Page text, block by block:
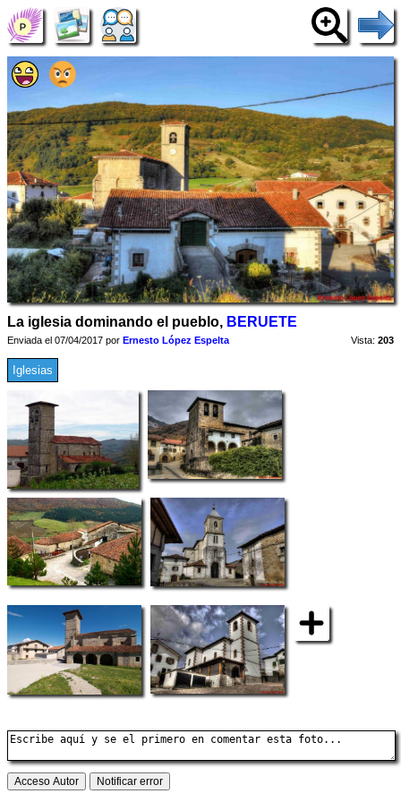
La iglesia dominando el pueblo, BERUETE
Enviada el 07/04/2017 por Ernesto López Espelta Vista: 203
Iglesias